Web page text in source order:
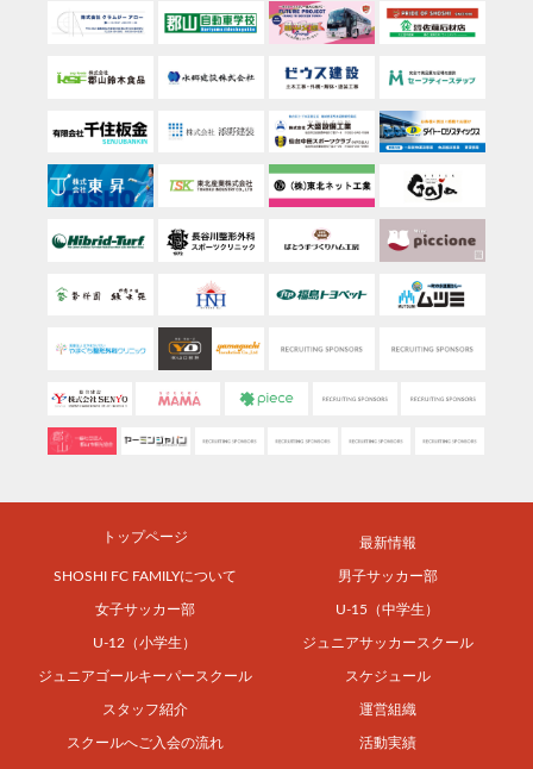
トップページ 最新情報
SHOSHI FC FAMILYについて 男子サッカー部
女子サッカー部 U-15（中学生）
U-12（小学生） ジュニアサッカースクール
ジュニアゴールキーパースクール スケジュール
スタッフ紹介 運営組織
スクールへご入会の流れ 活動実績